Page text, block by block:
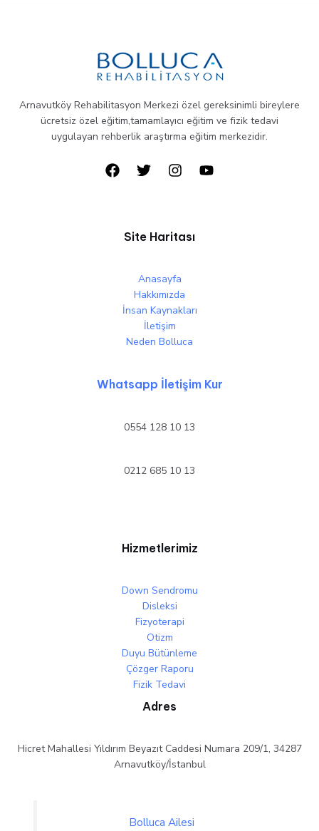
Arnavutköy Rehabilitasyon Merkezi özel gereksinimli bireylere
ücretsiz özel eğitim,tamamlayıcı eğitim ve fizik tedavi
uygulayan rehberlik araştırma eğitim merkezidir.
Site Haritası
Anasayfa
Hakkımızda
İnsan Kaynakları
İletişim
Neden Bolluca
Whatsapp İletişim Kur
0554 128 10 13
0212 685 10 13
Hizmetlerimiz
Down Sendromu
Disleksi
Fizyoterapi
Otizm
Duyu Bütünleme
Çözger Raporu
Fizik Tedavi
Adres
Hicret Mahallesi Yıldırım Beyazıt Caddesi Numara 209/1, 34287
Arnavutköy/İstanbul
Bolluca Ailesi